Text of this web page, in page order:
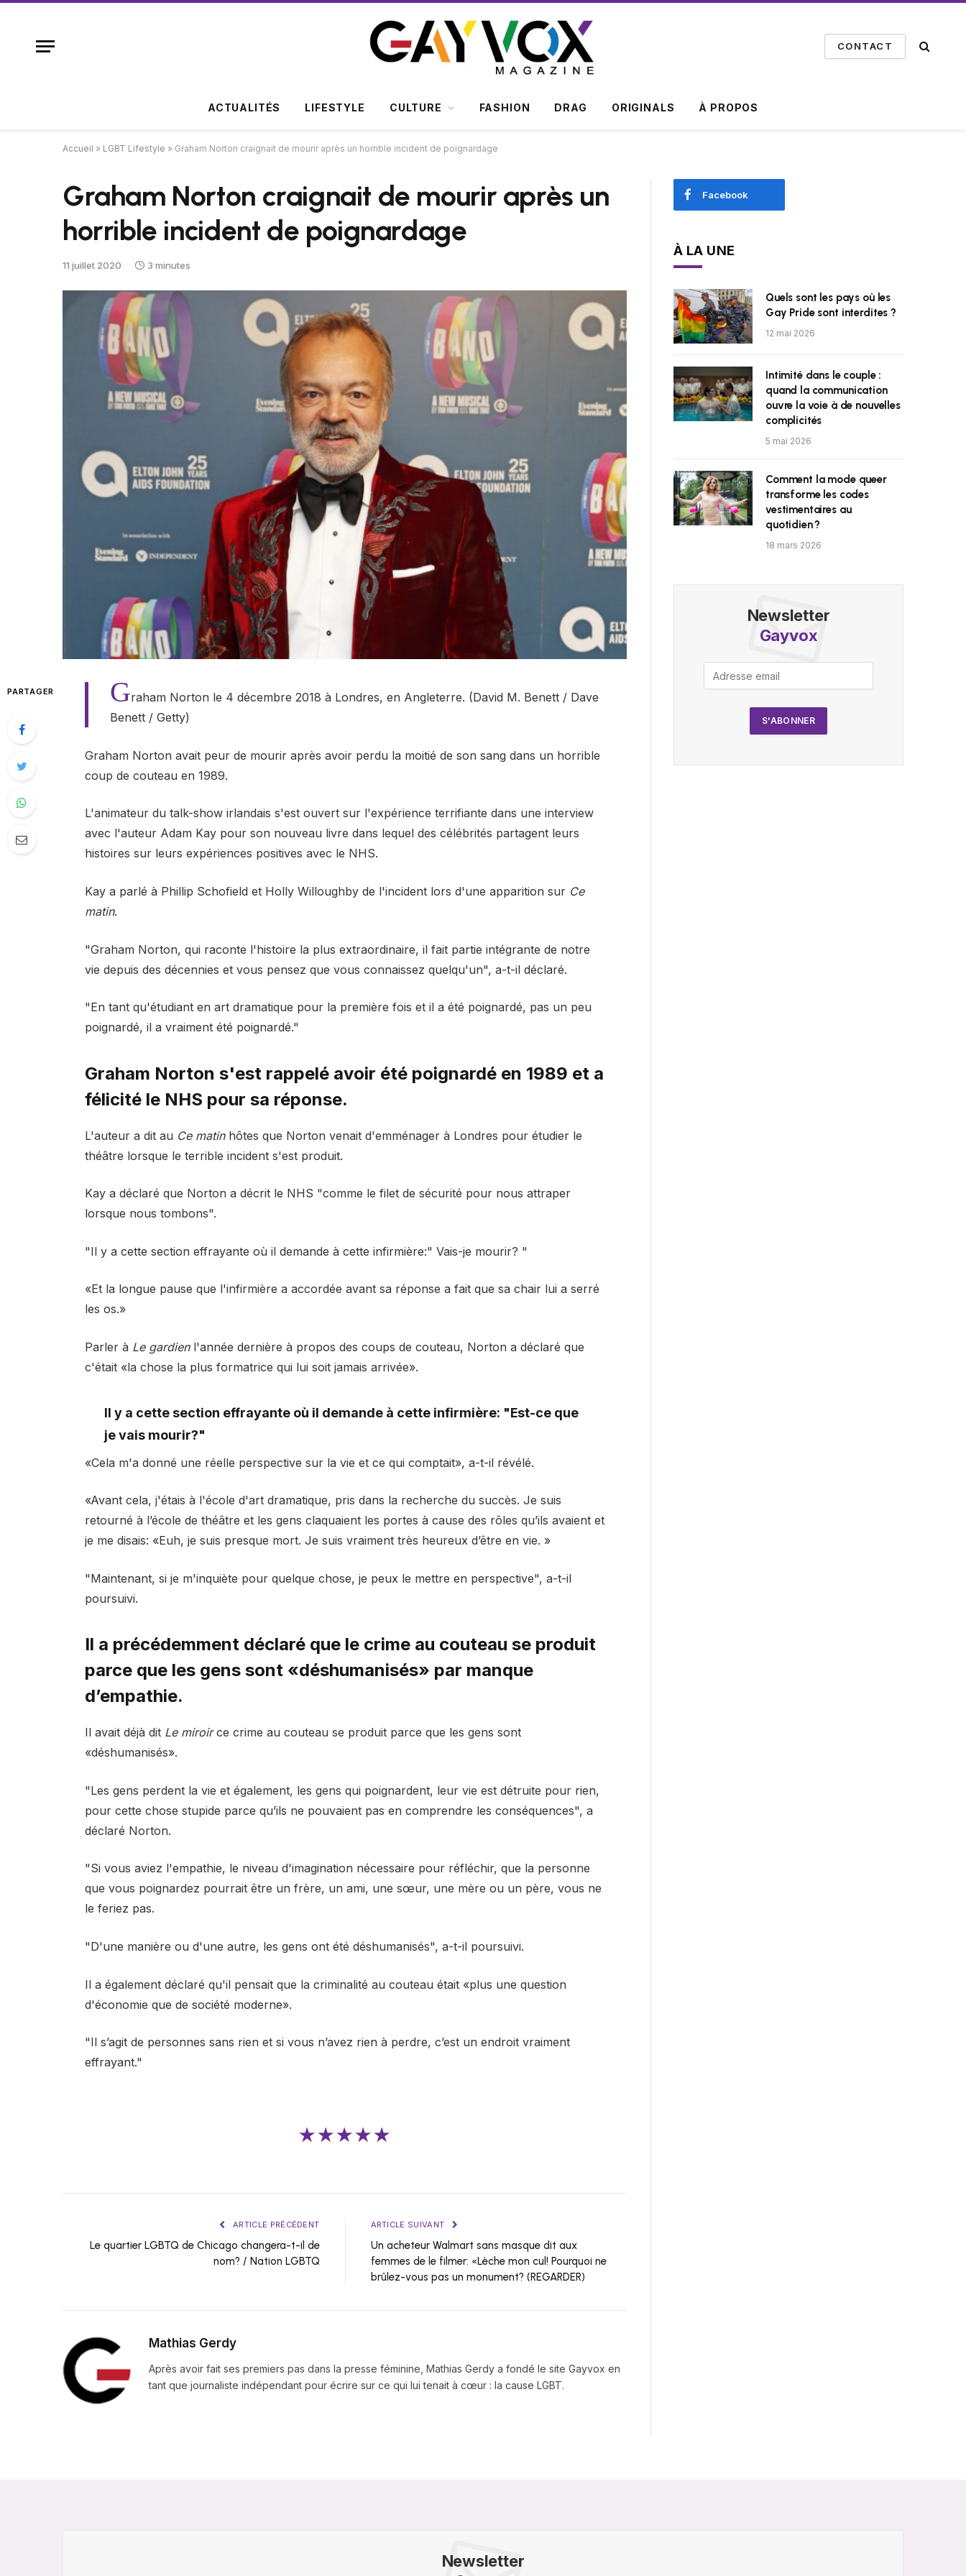
CONTACT
ACTUALITÉS LIFESTYLE CULTURE FASHION DRAG ORIGINALS À PROPOS
Accueil » LGBT Lifestyle » Graham Norton craignait de mourir après un horrible incident de poignardage
Graham Norton craignait de mourir après un
horrible incident de poignardage
11 juillet 2020 3 minutes
PARTAGER Graham Norton le 4 décembre 2018 à Londres, en Angleterre. (David M. Benett / Dave
Benett / Getty)
Graham Norton avait peur de mourir après avoir perdu la moitié de son sang dans un horrible
coup de couteau en 1989.
L'animateur du talk-show irlandais s'est ouvert sur l'expérience terrifiante dans une interview
avec l'auteur Adam Kay pour son nouveau livre dans lequel des célébrités partagent leurs
histoires sur leurs expériences positives avec le NHS.
Kay a parlé à Phillip Schofield et Holly Willoughby de l'incident lors d'une apparition sur Ce
matin.
"Graham Norton, qui raconte l'histoire la plus extraordinaire, il fait partie intégrante de notre
vie depuis des décennies et vous pensez que vous connaissez quelqu'un", a-t-il déclaré.
"En tant qu'étudiant en art dramatique pour la première fois et il a été poignardé, pas un peu
poignardé, il a vraiment été poignardé."
Graham Norton s'est rappelé avoir été poignardé en 1989 et a
félicité le NHS pour sa réponse.
L'auteur a dit au Ce matin hôtes que Norton venait d'emménager à Londres pour étudier le
théâtre lorsque le terrible incident s'est produit.
Kay a déclaré que Norton a décrit le NHS "comme le filet de sécurité pour nous attraper
lorsque nous tombons".
"Il y a cette section effrayante où il demande à cette infirmière:" Vais-je mourir? "
«Et la longue pause que l'infirmière a accordée avant sa réponse a fait que sa chair lui a serré
les os.»
Parler à Le gardien l'année dernière à propos des coups de couteau, Norton a déclaré que
c'était «la chose la plus formatrice qui lui soit jamais arrivée».
Il y a cette section effrayante où il demande à cette infirmière: "Est-ce que
je vais mourir?"
«Cela m'a donné une réelle perspective sur la vie et ce qui comptait», a-t-il révélé.
«Avant cela, j'étais à l'école d'art dramatique, pris dans la recherche du succès. Je suis
retourné à l’école de théâtre et les gens claquaient les portes à cause des rôles qu’ils avaient et
je me disais: «Euh, je suis presque mort. Je suis vraiment très heureux d’être en vie. »
"Maintenant, si je m'inquiète pour quelque chose, je peux le mettre en perspective", a-t-il
poursuivi.
Il a précédemment déclaré que le crime au couteau se produit
parce que les gens sont «déshumanisés» par manque
d’empathie.
Il avait déjà dit Le miroirce crime au couteau se produit parce que les gens sont
«déshumanisés».
"Les gens perdent la vie et également, les gens qui poignardent, leur vie est détruite pour rien,
pour cette chose stupide parce qu’ils ne pouvaient pas en comprendre les conséquences", a
déclaré Norton.
"Si vous aviez l'empathie, le niveau d'imagination nécessaire pour réfléchir, que la personne
que vous poignardez pourrait être un frère, un ami, une sœur, une mère ou un père, vous ne
le feriez pas.
"D'une manière ou d'une autre, les gens ont été déshumanisés", a-t-il poursuivi.
Il a également déclaré qu'il pensait que la criminalité au couteau était «plus une question
d'économie que de société moderne».
"Il s’agit de personnes sans rien et si vous n’avez rien à perdre, c’est un endroit vraiment
effrayant."
★★★★★
ARTICLE PRÉCÉDENT
Le quartier LGBTQ de Chicago changera-t-il de
nom? / Nation LGBTQ
ARTICLE SUIVANT
Un acheteur Walmart sans masque dit aux
femmes de le filmer: «Lèche mon cul! Pourquoi ne
brûlez-vous pas un monument? (REGARDER)
Mathias Gerdy
Après avoir fait ses premiers pas dans la presse féminine, Mathias Gerdy a fondé le site Gayvox en
tant que journaliste indépendant pour écrire sur ce qui lui tenait à cœur : la cause LGBT.
Facebook
À LA UNE
Quels sont les pays où les
Gay Pride sont interdites ?
12 mai 2026
Intimité dans le couple :
quand la communication
ouvre la voie à de nouvelles
complicités
5 mai 2026
Comment la mode queer
transforme les codes
vestimentaires au
quotidien ?
18 mars 2026
Newsletter
Gayvox
Newsletter